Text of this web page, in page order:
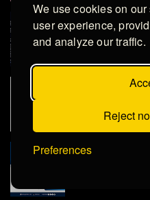
We use cookies on
user experience,
and analyze our traffic.
Reject
Preferences
JEFE DE